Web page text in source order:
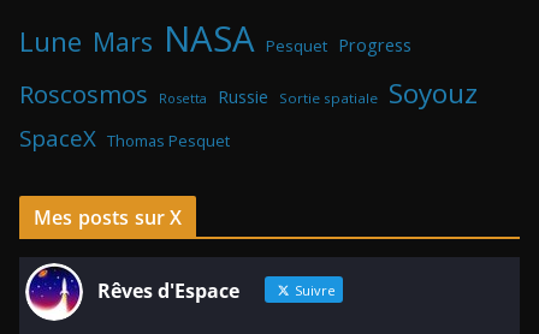
Lune Mars NASA Pesquet Progress
Roscosmos Rosetta Russie Sortie spatiale Soyouz
SpaceX Thomas Pesquet
Mes posts sur X
Rêves d'Espace Suivre